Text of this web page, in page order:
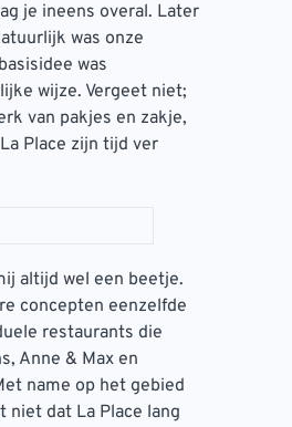
je ineens overal. Later
was onze
was
wijze. Vergeet niet;
van pakjes en zakje,
Place zijn tijd ver
altijd wel een beetje.
concepten eenzelfde
restaurants die
Anne & Max en
name op het gebied
niet dat La Place lang